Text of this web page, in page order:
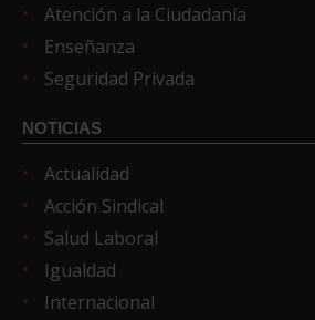
Atención a la Ciudadanía
Enseñanza
Seguridad Privada
NOTICIAS
Actualidad
Acción Sindical
Salud Laboral
Igualdad
Internacional